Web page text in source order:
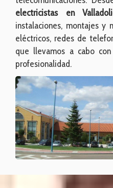
eléctricos, redes de
que llevamos a cabo
profesionalidad.